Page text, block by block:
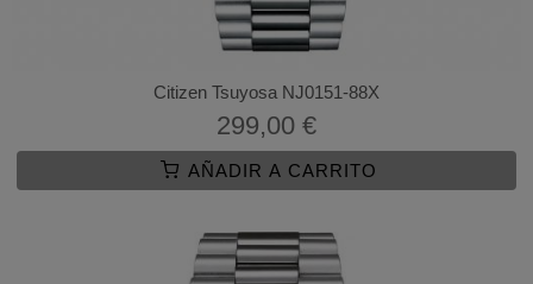
Citizen Tsuyosa NJ0151-88X
299,00 €
AÑADIR A CARRITO